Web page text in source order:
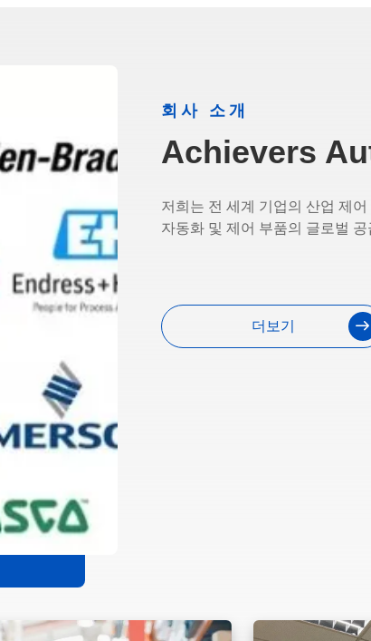
회사 소개
Achievers
저희는 전 세계 기업의 산업 제
자동화 및 제어 부품의 글로벌
더보기